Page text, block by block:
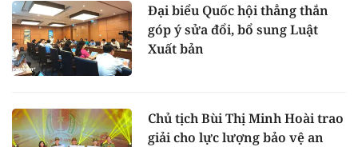
Đại biểu Quốc hội thẳng thắn
góp ý sửa đổi, bổ sung Luật
Xuất bản
Chủ tịch Bùi Thị Minh Hoài trao
giải cho lực lượng bảo vệ an